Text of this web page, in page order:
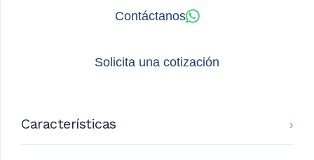
Contáctanos
Solicita una cotización
Características